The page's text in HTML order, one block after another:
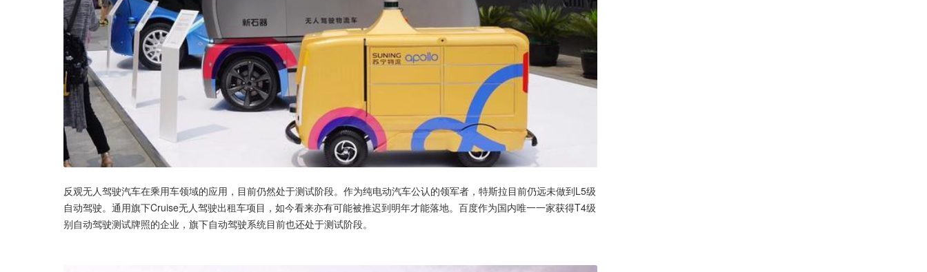
反观无人驾驶汽车在乘用车领域的应用，目前仍然处于测试阶段。作为纯电动汽车公认的领军者，特斯拉目前仍远未做到L5级
自动驾驶。通用旗下Cruise无人驾驶出租车项目，如今看来亦有可能被推迟到明年才能落地。百度作为国内唯一一家获得T4级
别自动驾驶测试牌照的企业，旗下自动驾驶系统目前也还处于测试阶段。